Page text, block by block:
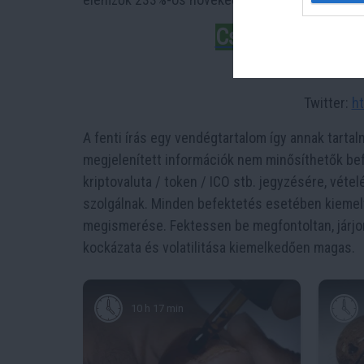
Csatlakozhatsz
Twitter:
A fenti írás egy vendégtartalom így annak
megjelenített információk nem minősíthetők
kriptovaluta / token / ICO stb. jegyzésére,
szolgálnak. Minden befektetés esetében
megismerése. Fektessen be megfontoltan,
kockázata és volatilitása kiemelkedően magas.
10 h 17 min